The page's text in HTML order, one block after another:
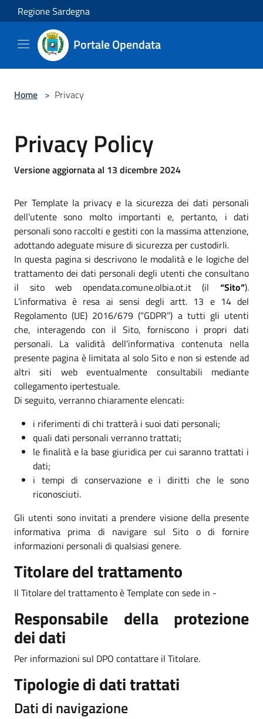
Salta al contenuto principale
Regione Sardegna
Portale Opendata
Home > Privacy
Privacy Policy
Versione aggiornata al 13 dicembre 2024
Per Template la privacy e la sicurezza dei dati personali
dell’utente sono molto importanti e, pertanto, i dati
personali sono raccolti e gestiti con la massima attenzione,
adottando adeguate misure di sicurezza per custodirli.
In questa pagina si descrivono le modalità e le logiche del
trattamento dei dati personali degli utenti che consultano
il sito web opendata.comune.olbia.ot.it (il “Sito”).
L’informativa è resa ai sensi degli artt. 13 e 14 del
Regolamento (UE) 2016/679 (“GDPR”) a tutti gli utenti
che, interagendo con il Sito, forniscono i propri dati
personali. La validità dell’informativa contenuta nella
presente pagina è limitata al solo Sito e non si estende ad
altri siti web eventualmente consultabili mediante
collegamento ipertestuale.
Di seguito, verranno chiaramente elencati:
i riferimenti di chi tratterà i suoi dati personali;
quali dati personali verranno trattati;
le finalità e la base giuridica per cui saranno trattati i
dati;
i tempi di conservazione e i diritti che le sono
riconosciuti.
Gli utenti sono invitati a prendere visione della presente
informativa prima di navigare sul Sito o di fornire
informazioni personali di qualsiasi genere.
Titolare del trattamento
Il Titolare del trattamento è Template con sede in -
Responsabile della protezione
dei dati
Per informazioni sul DPO contattare il Titolare.
Tipologie di dati trattati
Dati di navigazione